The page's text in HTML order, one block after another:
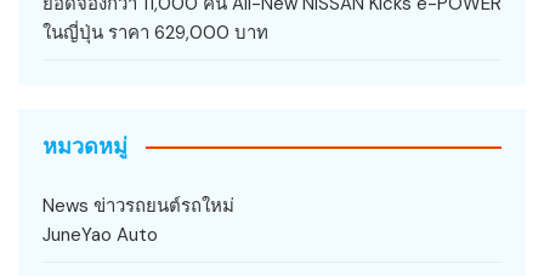
ในญี่ปุ่น ราคา 629,000 บาท
หมวดหมู่
News ข่าวรถยนต์รถใหม่
JuneYao Auto